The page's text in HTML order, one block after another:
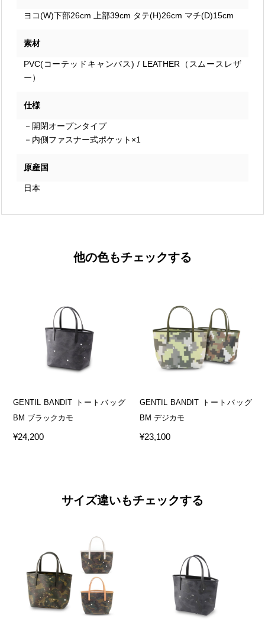
ヨコ(W)下部26cm 上部39cm タテ(H)26cm マチ(D)15cm
素材
PVC(コーテッドキャンバス) / LEATHER（スムースレザ
ー）
仕様
－開閉オープンタイプ
－内側ファスナー式ポケット×1
原産国
日本
他の色もチェックする
GENTIL BANDIT トートバッグ
BM ブラックカモ
¥24,200
GENTIL BANDIT トートバッグ
BM デジカモ
¥23,100
サイズ違いもチェックする